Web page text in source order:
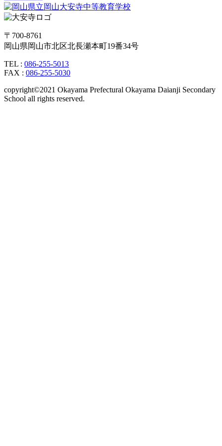
〒700-8761
岡山県岡山市北区北長瀬本町19番34号
TEL : 086-255-5013
FAX : 086-255-5030
copyright©2021 Okayama Prefectural Okayama Daianji Secondary
School all rights reserved.